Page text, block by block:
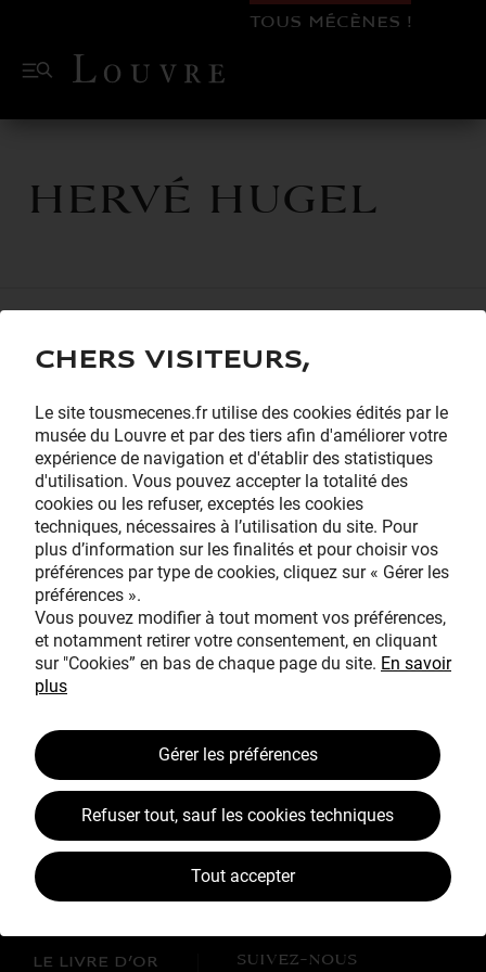
TOUS MÉCÈNES !
Hervé HUGEL
Avec le mécénat
exceptionnel de
L’ŒUVRE À LA LOUPE
JEAN SIMEON CHARDIN
VOS CONTREPARTIES
ACTUALITÉS
LE LIVRE D’OR SUIVEZ-NOUS
Chers visiteurs,
Le site tousmecenes.fr utilise des cookies édités par le
musée du Louvre et par des tiers afin d'améliorer votre
expérience de navigation et d'établir des statistiques
d'utilisation. Vous pouvez accepter la totalité des
cookies ou les refuser, exceptés les cookies
techniques, nécessaires à l’utilisation du site. Pour
plus d’information sur les finalités et pour choisir vos
préférences par type de cookies, cliquez sur « Gérer les
préférences ».
Vous pouvez modifier à tout moment vos préférences,
et notamment retirer votre consentement, en cliquant
sur "Cookies” en bas de chaque page du site. En savoir
plus
Gérer les préférences
Refuser tout, sauf les cookies techniques
Tout accepter